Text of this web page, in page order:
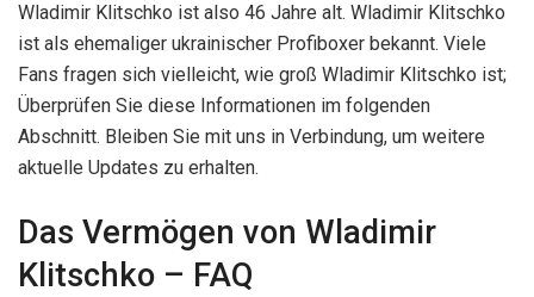
Wladimir Klitschko ist also 46 Jahre alt. Wladimir Klitschko
ist als ehemaliger ukrainischer Profiboxer bekannt. Viele
Fans fragen sich vielleicht, wie groß Wladimir Klitschko ist;
Überprüfen Sie diese Informationen im folgenden
Abschnitt. Bleiben Sie mit uns in Verbindung, um weitere
aktuelle Updates zu erhalten.
Das Vermögen von Wladimir
Klitschko – FAQ